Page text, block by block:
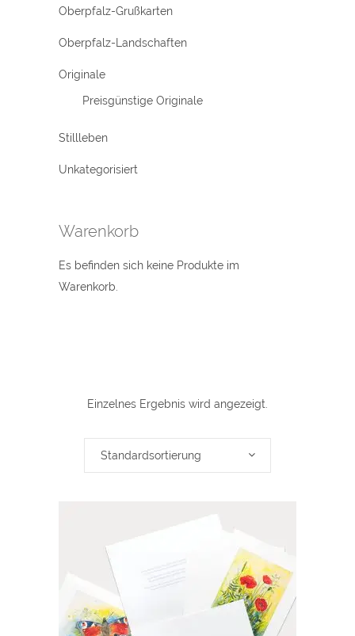
Oberpfalz-Grußkarten
Oberpfalz-Landschaften
Originale
Preisgünstige Originale
Stillleben
Unkategorisiert
Warenkorb
Es befinden sich keine Produkte im
Warenkorb.
Einzelnes Ergebnis wird angezeigt.
Standardsortierung